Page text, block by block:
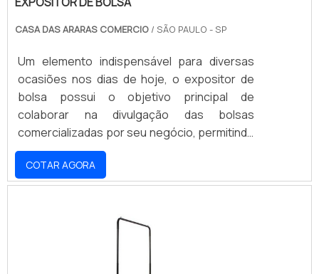
CASA DAS ARARAS COMERCIO / SÃO PAULO - SP
Um elemento indispensável para diversas
ocasiões nos dias de hoje, o expositor de
bolsa possui o objetivo principal de
colaborar na divulgação das bolsas
comercializadas por seu negócio, permitindo
que ofertas, promoções, lançamentos e
outras novidades sejam expostas e
cheguem até o conhecimento do
estabelecimento.Até porque, da forma com
que o mercado caminha hoje, as empresas e
COTAR AGORA